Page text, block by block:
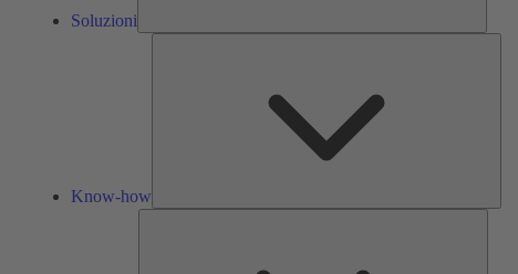
Soluzioni
Know-how